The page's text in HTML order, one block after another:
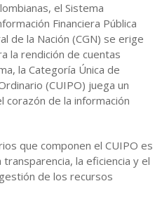
el Sistema
Financiera Pública
de la Nación (CGN) se erige
la rendición de cuentas
la Categoría Única de
(CUIPO) juega un
corazón de la información
que componen el CUIPO es
la eficiencia y el
de los recursos